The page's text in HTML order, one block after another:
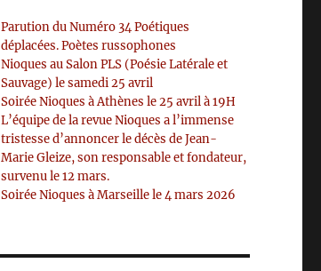
Parution du Numéro 34 Poétiques
déplacées. Poètes russophones
Nioques au Salon PLS (Poésie Latérale et
Sauvage) le samedi 25 avril
Soirée Nioques à Athènes le 25 avril à 19H
L’équipe de la revue Nioques a l’immense
tristesse d’annoncer le décès de Jean-
Marie Gleize, son responsable et fondateur,
survenu le 12 mars.
Soirée Nioques à Marseille le 4 mars 2026